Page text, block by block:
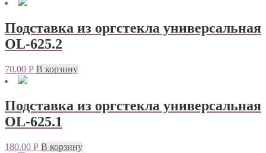
Подставка из оргстекла универсальная
OL-625.2
70.00 Р В корзину
Подставка из оргстекла универсальная
OL-625.1
180.00 Р В корзину